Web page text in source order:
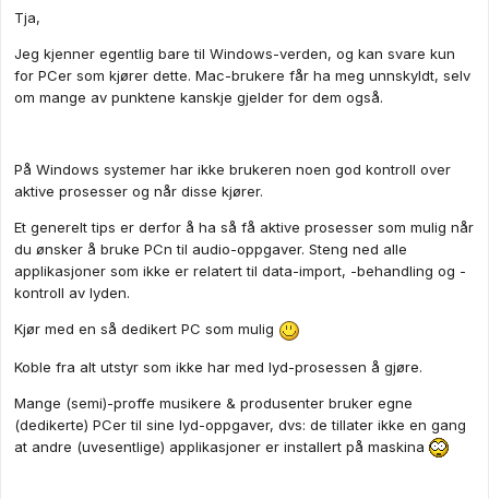
Tja,
Jeg kjenner egentlig bare til Windows-verden, og kan svare kun
for PCer som kjører dette. Mac-brukere får ha meg unnskyldt, selv
om mange av punktene kanskje gjelder for dem også.
På Windows systemer har ikke brukeren noen god kontroll over
aktive prosesser og når disse kjører.
Et generelt tips er derfor å ha så få aktive prosesser som mulig når
du ønsker å bruke PCn til audio-oppgaver. Steng ned alle
applikasjoner som ikke er relatert til data-import, -behandling og -
kontroll av lyden.
Kjør med en så dedikert PC som mulig
Koble fra alt utstyr som ikke har med lyd-prosessen å gjøre.
Mange (semi)-proffe musikere & produsenter bruker egne
(dedikerte) PCer til sine lyd-oppgaver, dvs: de tillater ikke en gang
at andre (uvesentlige) applikasjoner er installert på maskina